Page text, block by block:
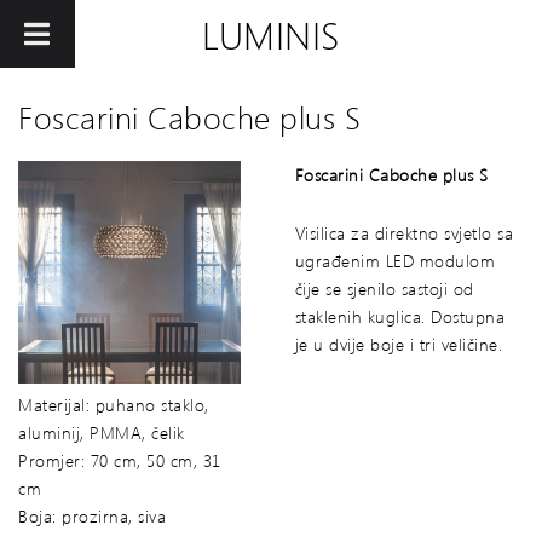
LUMINIS
Foscarini Caboche plus S
Materijal: puhano staklo,
aluminij, PMMA, čelik
Promjer: 70 cm, 50 cm, 31
cm
Boja: prozirna, siva
Foscarini Caboche plus S
Visilica za direktno svjetlo sa
ugrađenim LED modulom
čije se sjenilo sastoji od
staklenih kuglica. Dostupna
je u dvije boje i tri veličine.